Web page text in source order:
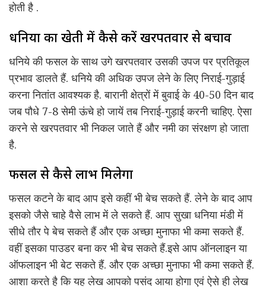
होती है .
धनिया का खेती में कैसे करें खरपतवार से बचाव
धनिये की फसल के साथ उगे खरपतवार उसकी उपज पर प्रतिकूल
प्रभाव डालते हैं. धनिये की अधिक उपज लेने के लिए निराई-गुड़ाई
करना नितांत आवश्यक है. बारानी क्षेत्रों में बुवाई के 40-50 दिन बाद
जब पौधे 7-8 सेमी ऊंचे हो जायें तब निराई-गुड़ाई करनी चाहिए. ऐसा
करने से खरपतवार भी निकल जाते हैं और नमी का संरक्षण हो जाता
है.
फसल से कैसे लाभ मिलेगा
फसल कटने के बाद आप इसे कहीं भी बेच सकते हैं. लेने के बाद आप
इसको जैसे चाहे वैसे लाभ में ले सकते हैं. आप सुखा धनिया मंडी में
सीधे तौर पे बेच सकते हैं और एक अच्छा मुनाफा भी कमा सकते हैं.
वहीं इसका पाउडर बना कर भी बेच सकते हैं.इसे आप ऑनलाइन या
ऑफलाइन भी बेट सकते हैं. और एक अच्छा मुनाफा भी कमा सकते हैं.
आशा करते है कि यह लेख आपको पसंद आया होगा एवं ऐसे ही लेख